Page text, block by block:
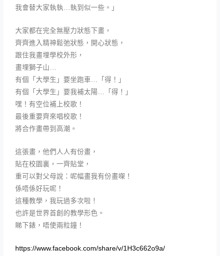
我會替大家執執…執到似一些。」
大家都在完全無壓力狀態下畫，
齊齊進入精神鬆弛狀態，開心狀態，
跟住我畫埋學校外形，
畫埋獅子山…
有個「大學生」要坐跑車…「得！」
有個「大學生」要我補太陽…「得！」
嘿！有空位補上校歌！
最後重要齊來唱校歌！
將合作畫帶到高潮。
這張畫，他們人人有份畫，
貼在校園裏，一齊貼堂，
重可以對父母說：呢幅畫我有份畫㗎！
係唔係好玩呢！
這種教學，我玩過多次啦！
也許是世界首創的教學形色。
睇下錶，唔使兩粒鐘！
https://www.facebook.com/share/v/1H3c662o9a/